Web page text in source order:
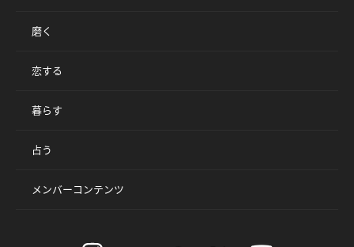
磨く
恋する
暮らす
占う
メンバーコンテンツ